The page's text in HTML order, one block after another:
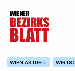
WIEN AKTUELL